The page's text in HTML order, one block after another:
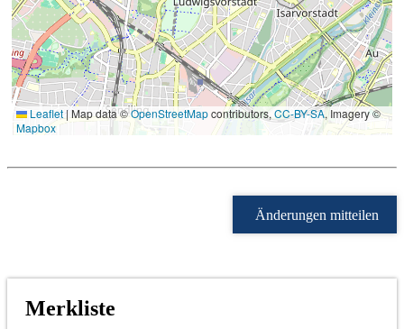
Leaflet |Map data ©OpenStreetMapcontributors, CC-BY-SA, Imagery ©
Mapbox
Änderungen mitteilen
Merkliste